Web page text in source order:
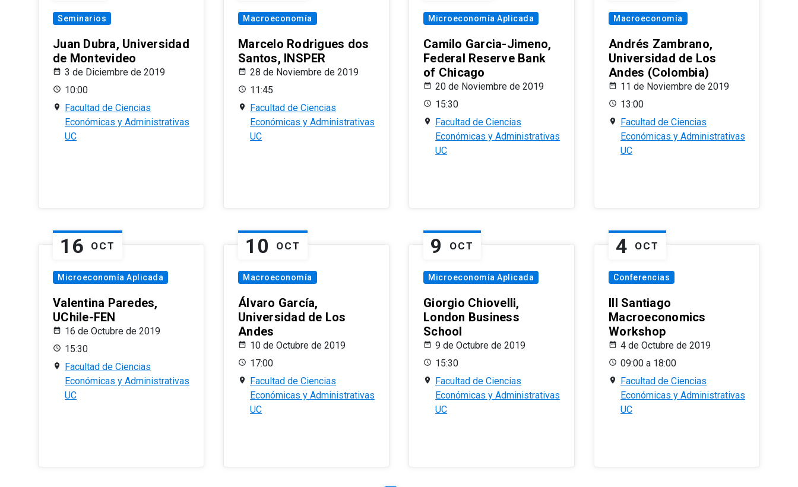
Seminarios
Juan Dubra, Universidad
de Montevideo
3 de Diciembre de 2019
10:00
Facultad de Ciencias
Económicas y Administrativas
UC
Macroeconomía
Marcelo Rodrigues dos
Santos, INSPER
28 de Noviembre de 2019
11:45
Facultad de Ciencias
Económicas y Administrativas
UC
Microeconomía Aplicada
Camilo Garcia-Jimeno,
Federal Reserve Bank
of Chicago
20 de Noviembre de 2019
15:30
Facultad de Ciencias
Económicas y Administrativas
UC
Macroeconomía
Andrés Zambrano,
Universidad de Los
Andes (Colombia)
11 de Noviembre de 2019
13:00
Facultad de Ciencias
Económicas y Administrativas
UC
16 OCT
Microeconomía Aplicada
Valentina Paredes,
UChile-FEN
16 de Octubre de 2019
15:30
Facultad de Ciencias
Económicas y Administrativas
UC
10 OCT
Macroeconomía
Álvaro García,
Universidad de Los
Andes
10 de Octubre de 2019
17:00
Facultad de Ciencias
Económicas y Administrativas
UC
9 OCT
Microeconomía Aplicada
Giorgio Chiovelli,
London Business
School
9 de Octubre de 2019
15:30
Facultad de Ciencias
Económicas y Administrativas
UC
4 OCT
Conferencias
III Santiago
Macroeconomics
Workshop
4 de Octubre de 2019
09:00 a 18:00
Facultad de Ciencias
Económicas y Administrativas
UC